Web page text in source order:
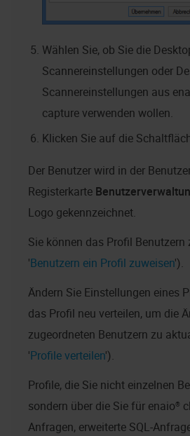
Wählen Sie, ob Sie die
Scannereinstellungen oder
Scannereinstellungen aus
captureverwenden wollen.
Klicken Sie auf die
Der Benutzer wird in der
Registerkarte
Logo gekennzeichnet.
Sie können das Profil Benutzern
'Benutzern ein Profil zuweisen').
Ändern Sie Einstellungen eines
das Profil neu verteilen, um die
zugeordneten Benutzern zu
'Profile verteilen').
Profile, die Sie nicht einzelnen
sondern über die Sie für enaio®
Anfragen, erweiterte SQL-